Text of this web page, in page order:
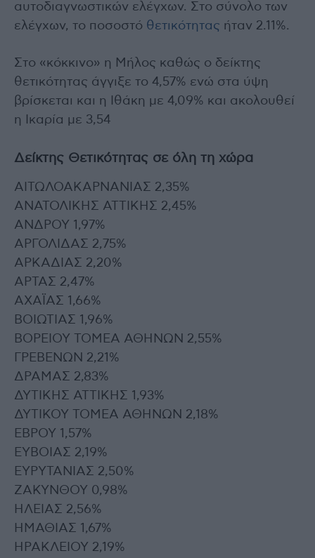
αυτοδιαγνωστικών ελέγχων. Στο σύνολο των
ελέγχων, το ποσοστό θετικότητας ήταν 2.11%.
Στο «κόκκινο» η Μήλος καθώς ο δείκτης
θετικότητας άγγιξε το 4,57% ενώ στα ύψη
βρίσκεται και η Ιθάκη με 4,09% και ακολουθεί
η Ικαρία με 3,54
Δείκτης Θετικότητας σε όλη τη χώρα
ΑΙΤΩΛΟΑΚΑΡΝΑΝΙΑΣ 2,35%
ΑΝΑΤΟΛΙΚΗΣ ΑΤΤΙΚΗΣ 2,45%
ΑΝΔΡΟΥ 1,97%
ΑΡΓΟΛΙΔΑΣ 2,75%
ΑΡΚΑΔΙΑΣ 2,20%
ΑΡΤΑΣ 2,47%
ΑΧΑΪΑΣ 1,66%
ΒΟΙΩΤΙΑΣ 1,96%
ΒΟΡΕΙΟΥ ΤΟΜΕΑ ΑΘΗΝΩΝ 2,55%
ΓΡΕΒΕΝΩΝ 2,21%
ΔΡΑΜΑΣ 2,83%
ΔΥΤΙΚΗΣ ΑΤΤΙΚΗΣ 1,93%
ΔΥΤΙΚΟΥ ΤΟΜΕΑ ΑΘΗΝΩΝ 2,18%
ΕΒΡΟΥ 1,57%
ΕΥΒΟΙΑΣ 2,19%
ΕΥΡΥΤΑΝΙΑΣ 2,50%
ΖΑΚΥΝΘΟΥ 0,98%
ΗΛΕΙΑΣ 2,56%
ΗΜΑΘΙΑΣ 1,67%
ΗΡΑΚΛΕΙΟΥ 2,19%